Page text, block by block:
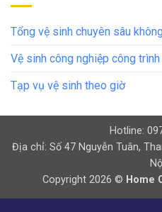
Tổng vệ sinh chuyên sâu
Vệ sinh công nghiệp công
Tạp vụ vệ sinh theo giờ
Hotline:
Địa chỉ: Số 47 Nguyễn Tuân,
Copyright 2026 © Home